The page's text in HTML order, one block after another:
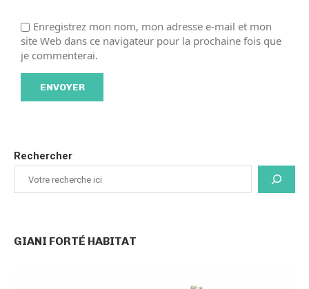
Enregistrez mon nom, mon adresse e-mail et mon
site Web dans ce navigateur pour la prochaine fois que
je commenterai.
Rechercher
GIANI FORTÉ HABITAT